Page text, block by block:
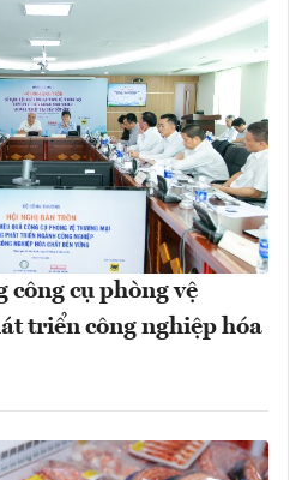
công cụ phòng vệ
triển công nghiệp hóa